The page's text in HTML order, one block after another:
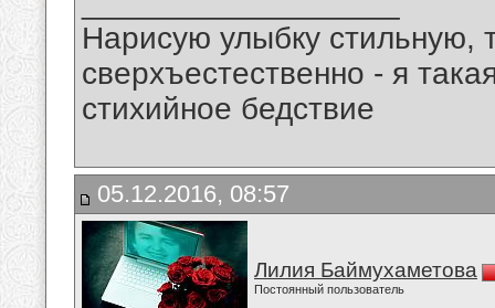
Нарисую улыбку стильную,
сверхъестественно - я
стихийное бедствие
05.12.2016, 08:57
Лилия Баймухаметова
Постоянный пользователь